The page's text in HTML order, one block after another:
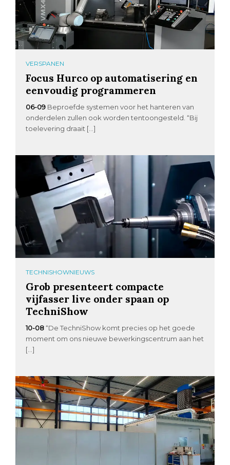
VERSPANEN
Focus Hurco op automatisering en
eenvoudig programmeren
06-09 Beproefde systemen voor het hanteren van
onderdelen zullen ook worden tentoongesteld. “Bij
toelevering draait […]
TECHNISHOWNIEUWS
Grob presenteert compacte
vijfasser live onder spaan op
TechniShow
10-08 “De TechniShow komt precies op het goede
moment om ons nieuwe bewerkingscentrum aan het
[…]